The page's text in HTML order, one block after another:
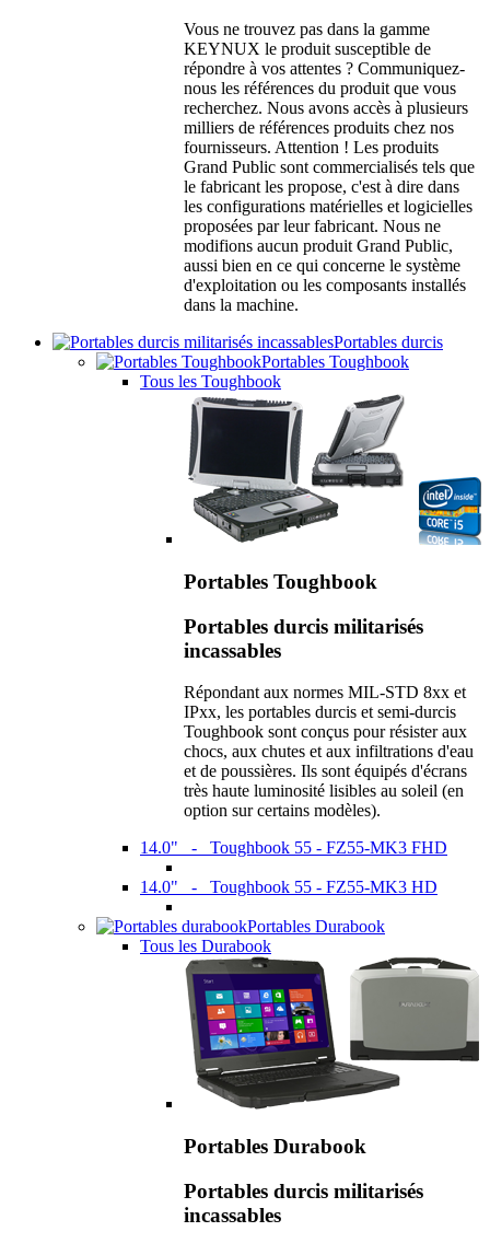
Vous ne trouvez pas dans la gamme
KEYNUX le produit susceptible de
répondre à vos attentes ? Communiquez-
nous les références du produit que vous
recherchez. Nous avons accès à plusieurs
milliers de références produits chez nos
fournisseurs. Attention ! Les produits
Grand Public sont commercialisés tels que
le fabricant les propose, c'est à dire dans
les configurations matérielles et logicielles
proposées par leur fabricant. Nous ne
modifions aucun produit Grand Public,
aussi bien en ce qui concerne le système
d'exploitation ou les composants installés
dans la machine.
Portables durcis
Portables Toughbook
Tous les Toughbook
Portables Toughbook
Portables durcis militarisés
incassables
Répondant aux normes MIL-STD 8xx et
IPxx, les portables durcis et semi-durcis
Toughbook sont conçus pour résister aux
chocs, aux chutes et aux infiltrations d'eau
et de poussières. Ils sont équipés d'écrans
très haute luminosité lisibles au soleil (en
option sur certains modèles).
14.0" - Toughbook 55 - FZ55-MK3 FHD
14.0" - Toughbook 55 - FZ55-MK3 HD
Portables Durabook
Tous les Durabook
Portables Durabook
Portables durcis militarisés
incassables